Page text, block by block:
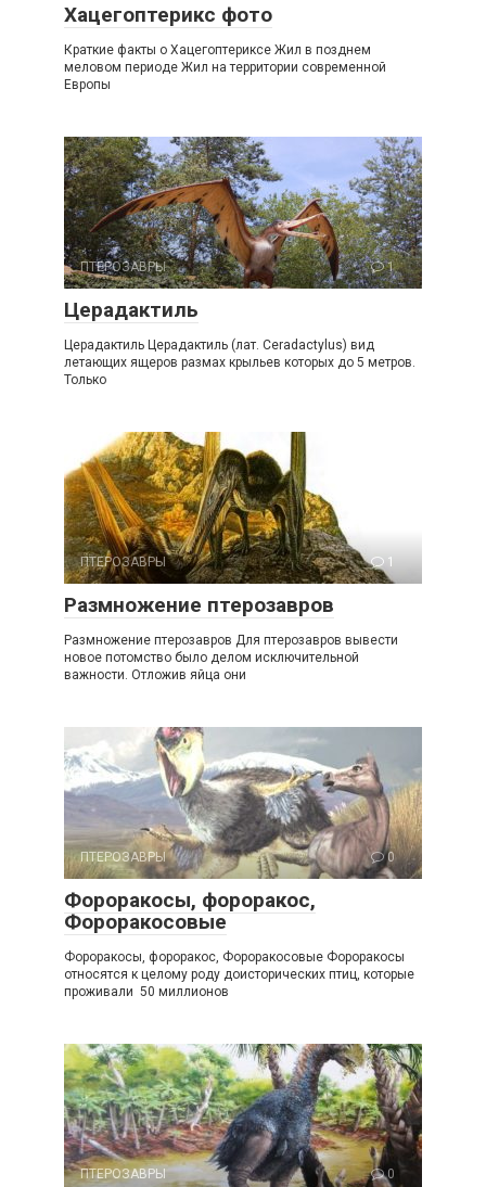
Хацегоптерикс фото
Краткие факты о Хацегоптериксе Жил в позднем
меловом периоде Жил на территории современной
Европы
ПТЕРОЗАВРЫ 1
Церадактиль
Церадактиль Церадактиль (лат. Ceradactylus) вид
летающих ящеров размах крыльев которых до 5 метров.
Только
ПТЕРОЗАВРЫ 1
Размножение птерозавров
Размножение птерозавров Для птерозавров вывести
новое потомство было делом исключительной
важности. Отложив яйца они
ПТЕРОЗАВРЫ 0
Фороракосы, фороракос,
Фороракосовые
Фороракосы, фороракос, Фороракосовые Фороракосы
относятся к целому роду доисторических птиц, которые
проживали 50 миллионов
ПТЕРОЗАВРЫ 0